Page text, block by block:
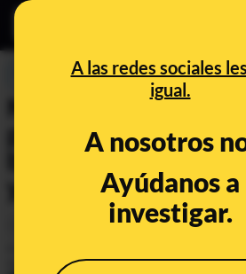
A las redes sociales
igual.
A nosotros
Ayúdanos a
investigar.
PREBUNKING
Nirsevimab, el
preventivo contra la
bronquiolitis
y respuestas
Actualizado elOct 28, 2025, 9:18:00 AM